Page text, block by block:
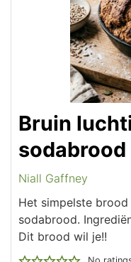
Bruin
sodabrood
Niall Gaffney
Het simpelste
sodabrood.
Dit brood wil je!!